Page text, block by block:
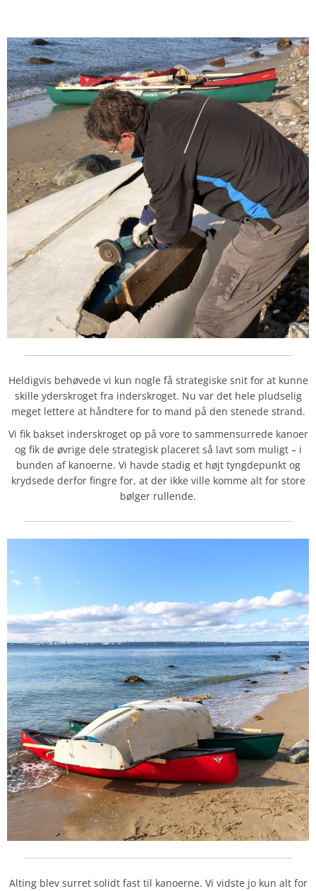
Heldigvis behøvede vi kun nogle få strategiske snit for at kunne
skille yderskroget fra inderskroget. Nu var det hele pludselig
meget lettere at håndtere for to mand på den stenede strand.
Vi fik bakset inderskroget op på vore to sammensurrede kanoer
og fik de øvrige dele strategisk placeret så lavt som muligt – i
bunden af kanoerne. Vi havde stadig et højt tyngdepunkt og
krydsede derfor fingre for, at der ikke ville komme alt for store
bølger rullende.
Alting blev surret solidt fast til kanoerne. Vi vidste jo kun alt for